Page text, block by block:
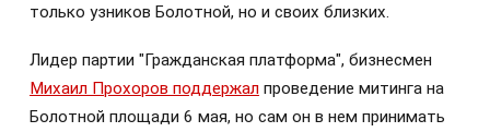
только узников Болотной, но и своих близких.
Лидер партии "Гражданская платформа", бизнесмен
Михаил Прохоров поддержал проведение митинга на
Болотной площади 6 мая, но сам он в нем принимать